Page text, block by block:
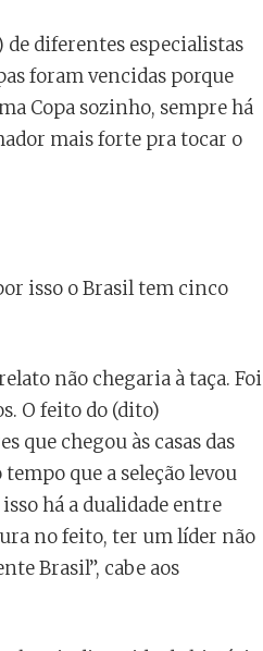
de diferentes especialistas
foram vencidas porque
Copa sozinho, sempre há
mais forte pra tocar o
isso o Brasil tem cinco
não chegaria à taça. Foi
O feito do (dito)
que chegou às casas das
que a seleção levou
há a dualidade entre
no feito, ter um líder não
Brasil”, cabe aos